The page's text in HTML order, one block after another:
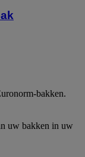
bakken.
uw bakken in uw